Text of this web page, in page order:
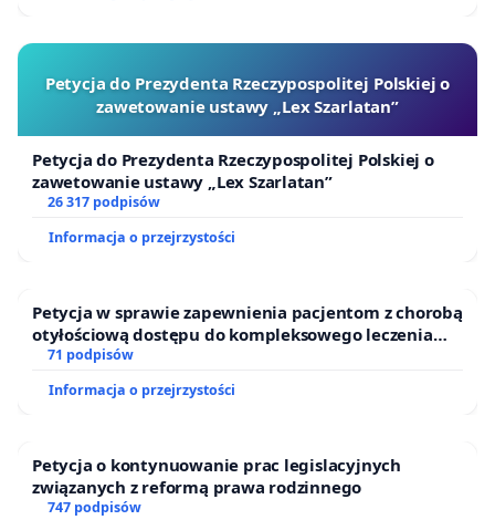
Petycja do Prezydenta Rzeczypospolitej Polskiej o
zawetowanie ustawy „Lex Szarlatan”
Petycja do Prezydenta Rzeczypospolitej Polskiej o
zawetowanie ustawy „Lex Szarlatan”
26 317 podpisów
Informacja o przejrzystości
Petycja w sprawie zapewnienia pacjentom z chorobą
otyłościową dostępu do kompleksowego leczenia
oraz programów profilaktycznych.
71 podpisów
Informacja o przejrzystości
Petycja o kontynuowanie prac legislacyjnych
związanych z reformą prawa rodzinnego
747 podpisów